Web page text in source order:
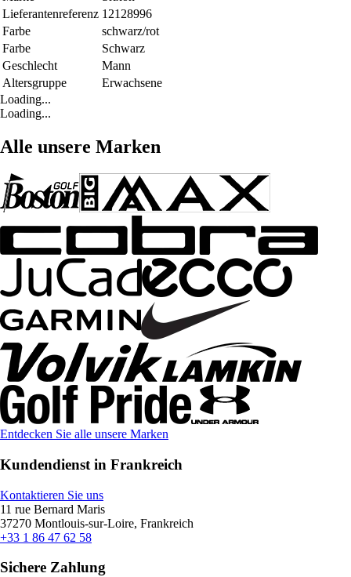
Lieferantenreferenz 12128996
Farbe
schwarz/rot
Farbe
Schwarz
Geschlecht
Mann
Altersgruppe
Erwachsene
Loading...
Loading...
Alle unsere Marken
Entdecken Sie alle unsere Marken
Kundendienst in Frankreich
Kontaktieren Sie uns
11 rue Bernard Maris
37270 Montlouis-sur-Loire, Frankreich
+33 1 86 47 62 58
Sichere Zahlung